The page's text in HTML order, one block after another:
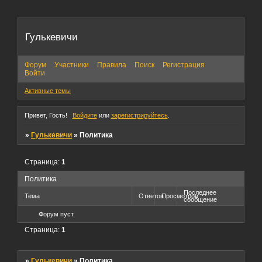
Гулькевичи
Форум Участники Правила Поиск
Регистрация
Войти
Активные темы
Привет, Гость! Войдитеили зарегистрируйтесь.
»Гулькевичи »Политика
Политика
Страница:1
Тема ОтветовПросмотровПоследнее
сообщение
Форум пуст.
Страница:1